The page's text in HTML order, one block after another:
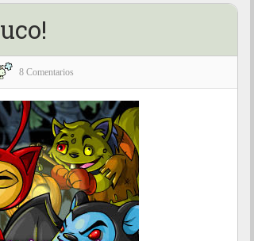
8 Comentarios